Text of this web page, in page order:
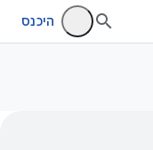
היכנס